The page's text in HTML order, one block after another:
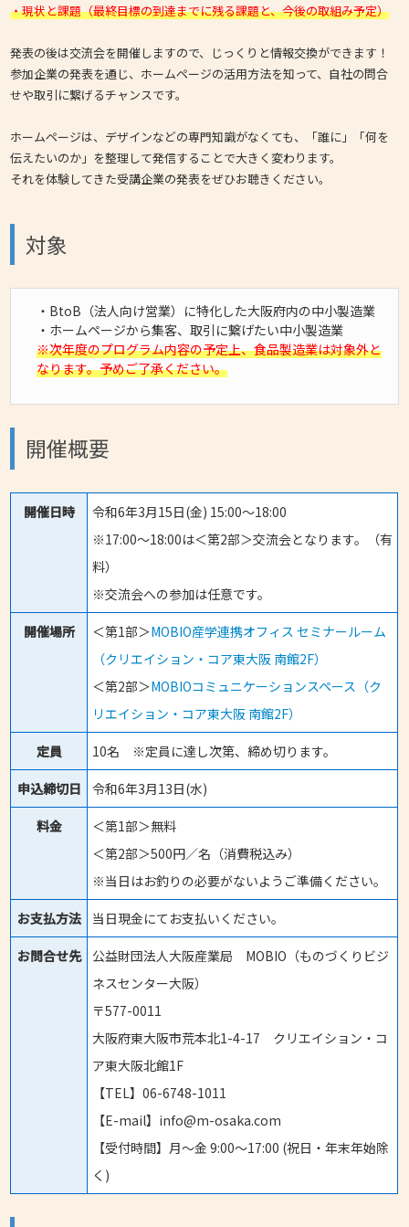
・現状と課題（最終目標の到達までに残る課題と、今後の取組み予定）
発表の後は交流会を開催しますので、じっくりと情報交換ができます！
参加企業の発表を通じ、ホームページの活用方法を知って、自社の問合
せや取引に繋げるチャンスです。
ホームページは、デザインなどの専門知識がなくても、「誰に」「何を
伝えたいのか」を整理して発信することで大きく変わります。
それを体験してきた受講企業の発表をぜひお聴きください。
対象
・BtoB（法人向け営業）に特化した大阪府内の中小製造業
・ホームページから集客、取引に繋げたい中小製造業
※次年度のプログラム内容の予定上、食品製造業は対象外と
なります。予めご了承ください。
開催概要
開催日時
令和6年3月15日(金) 15:00～18:00
※17:00～18:00は＜第2部＞交流会となります。（有
料）
※交流会への参加は任意です。
開催場所 ＜第1部＞MOBIO産学連携オフィス セミナールーム
（クリエイション・コア東大阪 南館2F）
＜第2部＞MOBIOコミュニケーションスペース（ク
リエイション・コア東大阪 南館2F）
定員 10名 ※定員に達し次第、締め切ります。
申込締切日 令和6年3月13日(水)
料金
＜第1部＞無料
＜第2部＞500円／名（消費税込み）
※当日はお釣りの必要がないようご準備ください。
お支払方法 当日現金にてお支払いください。
お問合せ先
公益財団法人大阪産業局 MOBIO（ものづくりビジ
ネスセンター大阪）
〒577-0011
大阪府東大阪市荒本北1-4-17 クリエイション・コ
ア東大阪北館1F
【TEL】06-6748-1011
【E-mail】info@m-osaka.com
【受付時間】月〜金 9:00〜17:00 (祝日・年末年始除
く)